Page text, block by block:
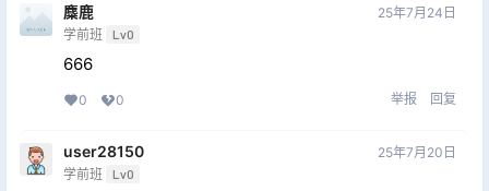
麋鹿
学前班 Lv0
25年7月24日
666
0 0 举报 回复
user28150
学前班 Lv0
25年7月20日